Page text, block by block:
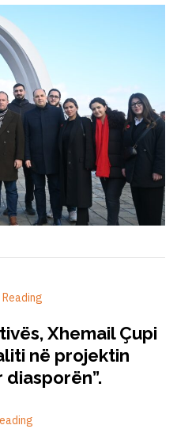
Xhemail Çupi
në projektin
diasporën”.